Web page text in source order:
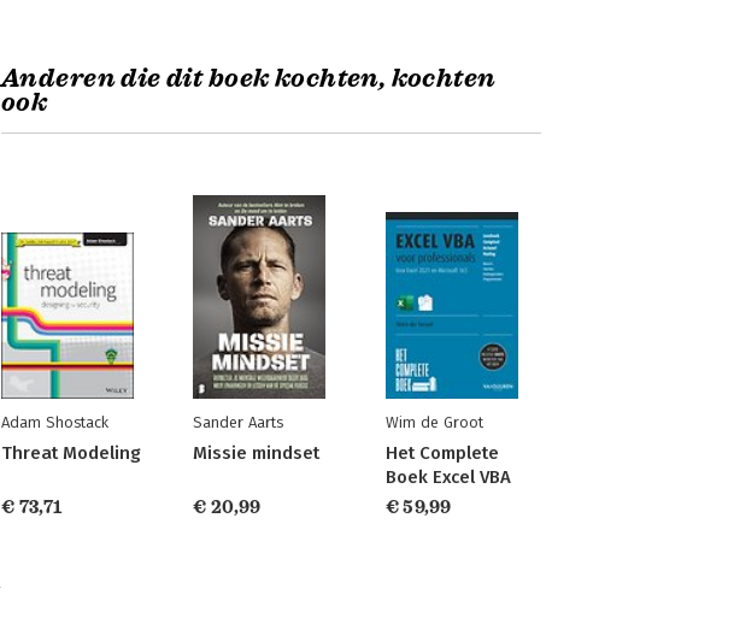
Anderen die dit boek kochten, kochten
ook
Adam Shostack
Threat Modeling
€ 73,71
Sander Aarts
Missie mindset
€ 20,99
Wim de Groot
Het Complete
Boek Excel VBA
€ 59,99